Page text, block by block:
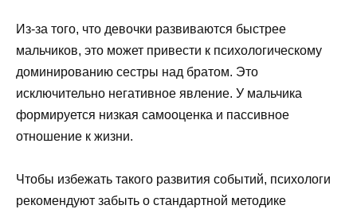
Из-за того, что девочки развиваются быстрее
мальчиков, это может привести к психологическому
доминированию сестры над братом. Это
исключительно негативное явление. У мальчика
формируется низкая самооценка и пассивное
отношение к жизни.
Чтобы избежать такого развития событий, психологи
рекомендуют забыть о стандартной методике